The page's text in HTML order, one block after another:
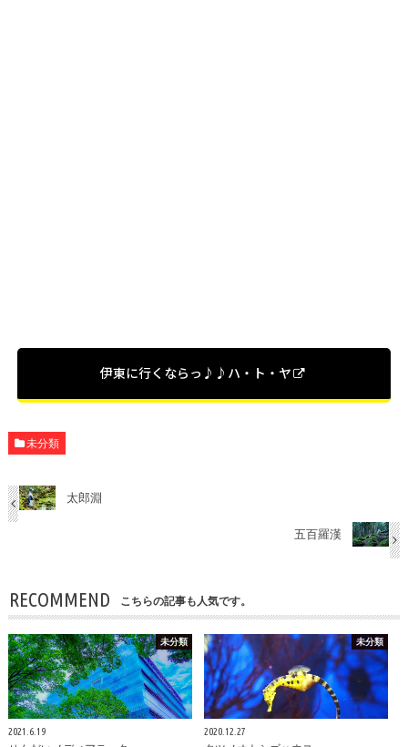
伊東に行くならっ♪♪ハ・ト・ヤ
未分類
太郎淵
五百羅漢
RECOMMEND こちらの記事も人気です。
未分類
2021.6.19
未分類
2020.12.27